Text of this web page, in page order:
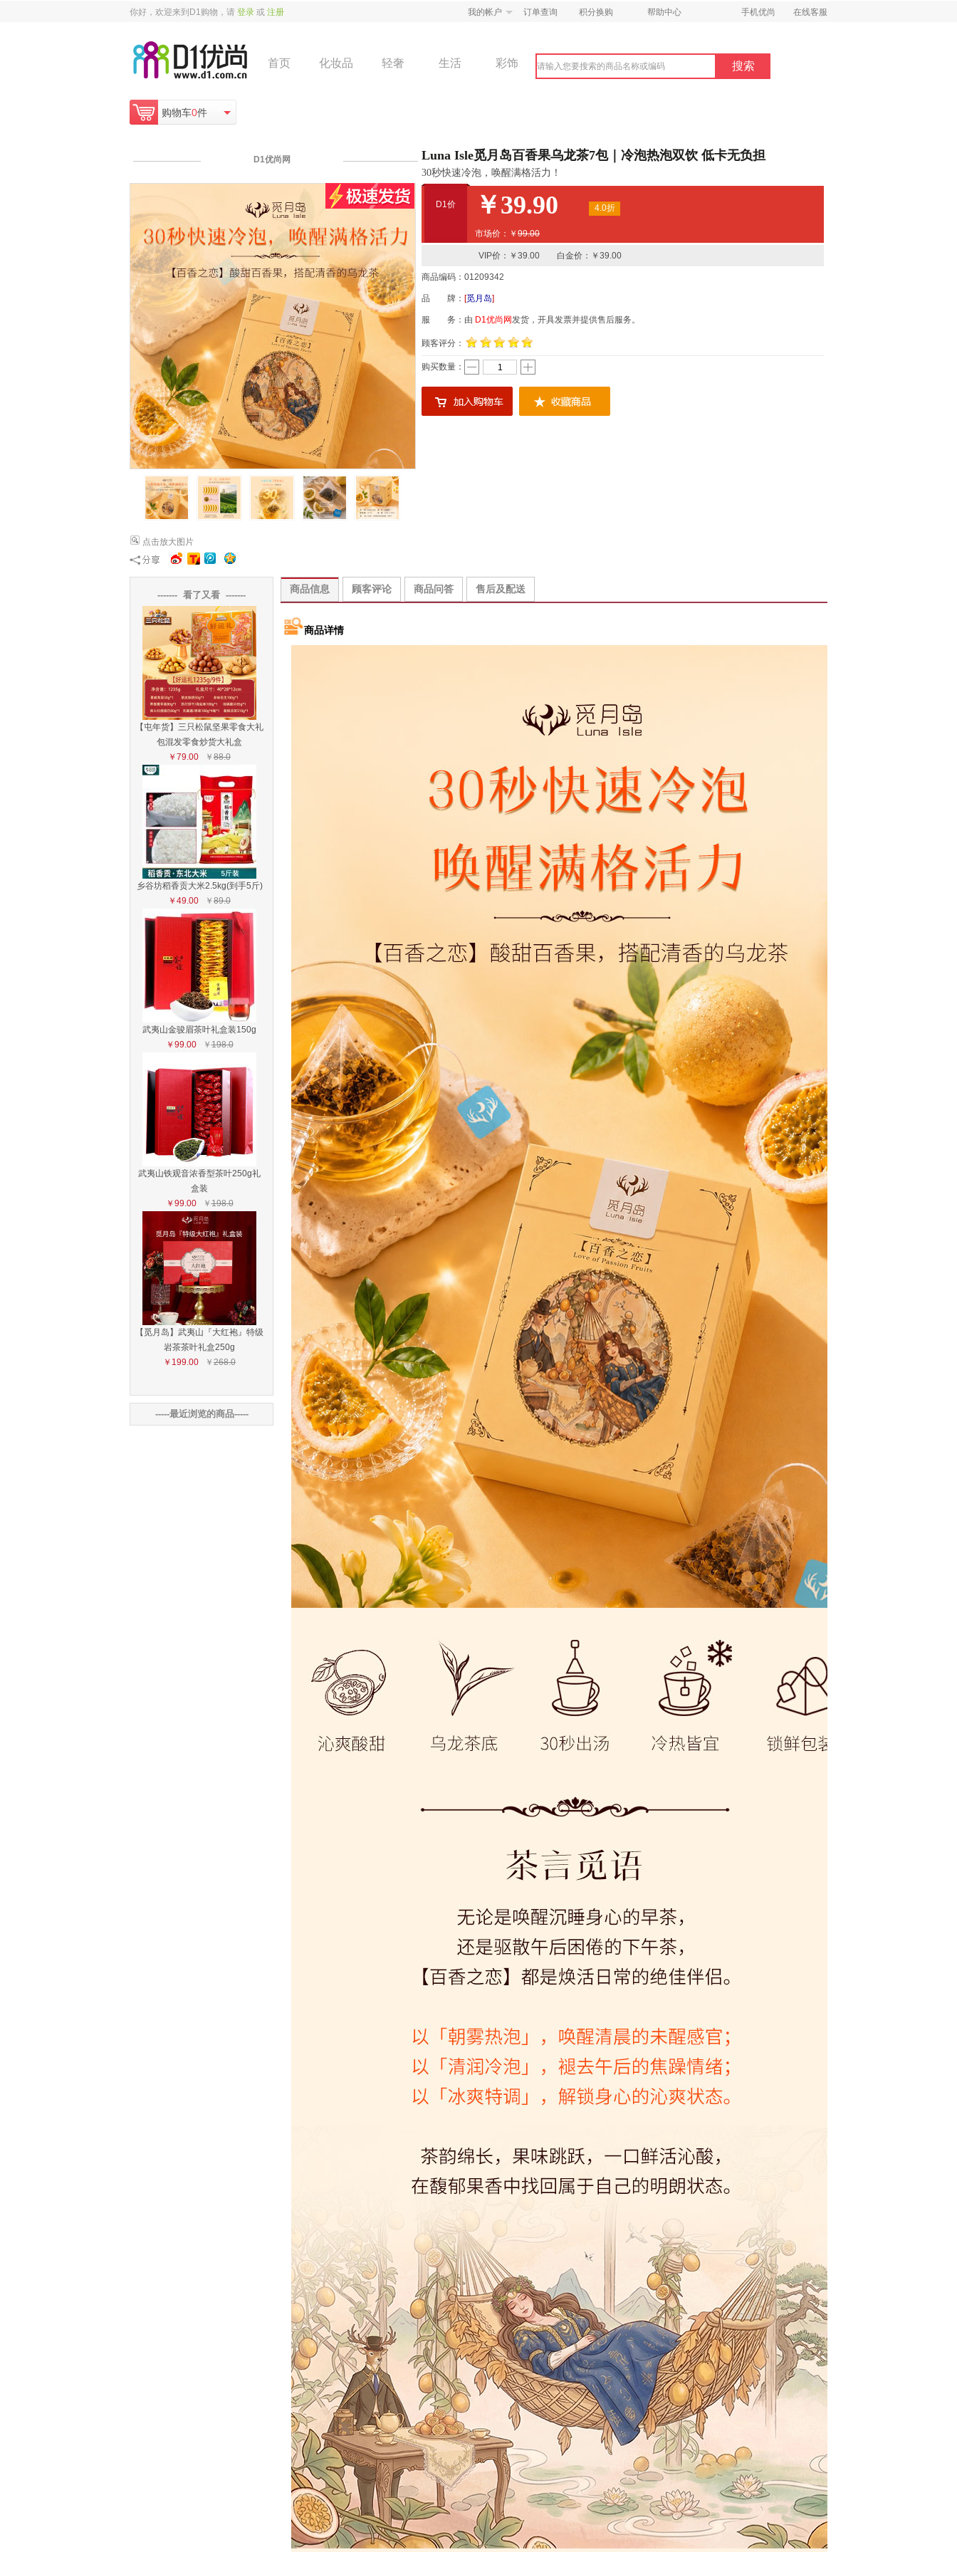
你好，欢迎来到D1购物，请 登录 或 注册 我的帐户 订单查询 积分换购 帮助中心 在线客服
手机优尚
首页 化妆品 轻奢 生活 彩饰
购物车0件
D1优尚网
点击放大图片
Luna Isle觅月岛百香果乌龙茶7包｜冷泡热泡双饮 低卡无负担
30秒快速冷泡，唤醒满格活力！
￥39.90 4.0折
市场价：￥ 99.00
D1价
VIP价：￥39.00 白金价：￥39.00
商品编码：01209342
品 牌： [觅月岛]
服 务：由 D1优尚网发货，开具发票并提供售后服务。
顾客评分：
购买数量：
商品信息 顾客评论 商品问答 售后及配送
商品详情
------- 看了又看 -------
【屯年货】三只松鼠坚果零食大礼
包混发零食炒货大礼盒
￥79.00
￥ 88.0
乡谷坊稻香贡大米2.5kg(到手5斤)
￥49.00
￥ 89.0
武夷山金骏眉茶叶礼盒装150g
￥99.00
￥198.0
武夷山铁观音浓香型茶叶250g礼
盒装
￥99.00
￥198.0
【觅月岛】武夷山『大红袍』特级
岩茶茶叶礼盒250g
￥199.00
￥ 268.0
-----最近浏览的商品-----